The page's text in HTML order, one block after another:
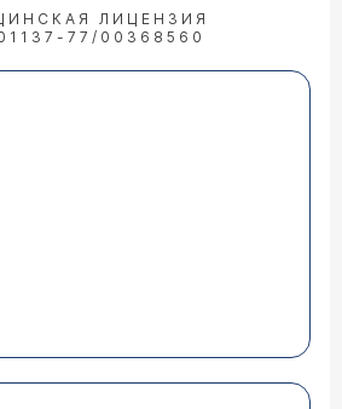
ЛИЦЕНЗИЯ
77/00368560